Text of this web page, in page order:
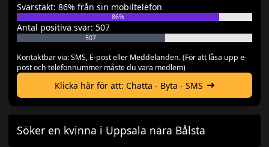
Svarstakt: 86% från sin mobiltelefon
86%
Antal positiva svar: 507
507
Kontaktbar via: SMS, E-post eller Meddelanden. (För att låsa upp e-
post och telefonnummer måste du vara medlem)
Klicka här för att: Chatta - Byta - SMS
Söker en kvinna i Uppsala nära Bålsta